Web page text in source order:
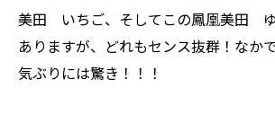
美田 いちご、そしてこの鳳凰美田
ありますが、どれもセンス抜群！なか
気ぶりには驚き！！！